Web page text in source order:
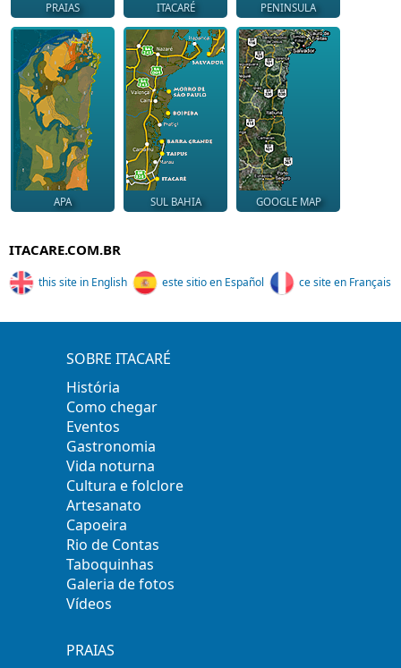
PRAIAS ITACARÉ PENINSULA
APA SUL BAHIA GOOGLE MAP
ITACARE.COM.BR
this site in English este sitio en Español ce site en Français
SOBRE ITACARÉ
História
Como chegar
Eventos
Gastronomia
Vida noturna
Cultura e folclore
Artesanato
Capoeira
Rio de Contas
Taboquinhas
Galeria de fotos
Vídeos
PRAIAS